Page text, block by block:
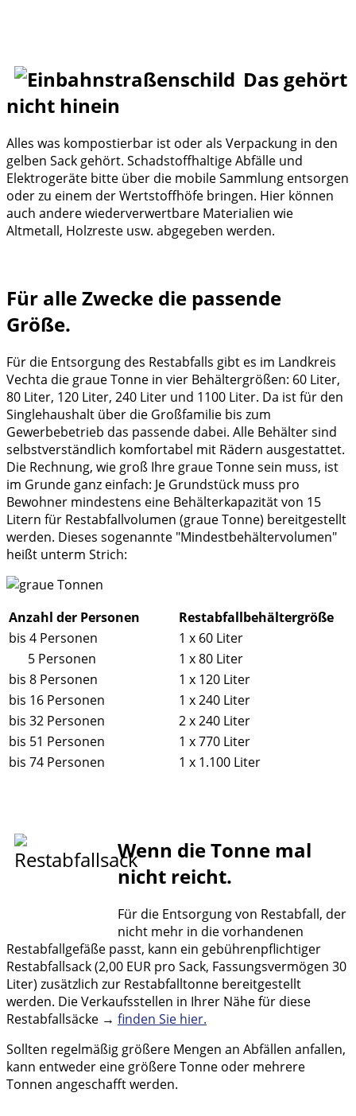
Das gehört
nicht hinein
Alles was kompostierbar ist oder als Verpackung in den
gelben Sack gehört. Schadstoffhaltige Abfälle und
Elektrogeräte bitte über die mobile Sammlung entsorgen
oder zu einem der Wertstoffhöfe bringen. Hier können
auch andere wiederverwertbare Materialien wie
Altmetall, Holzreste usw. abgegeben werden.
Für alle Zwecke die passende
Größe.
Für die Entsorgung des Restabfalls gibt es im Landkreis
Vechta die graue Tonne in vier Behältergrößen: 60 Liter,
80 Liter, 120 Liter, 240 Liter und 1100 Liter. Da ist für den
Singlehaushalt über die Großfamilie bis zum
Gewerbebetrieb das passende dabei. Alle Behälter sind
selbstverständlich komfortabel mit Rädern ausgestattet.
Die Rechnung, wie groß Ihre graue Tonne sein muss, ist
im Grunde ganz einfach: Je Grundstück muss pro
Bewohner mindestens eine Behälterkapazität von 15
Litern für Restabfallvolumen (graue Tonne) bereitgestellt
werden. Dieses sogenannte "Mindestbehältervolumen"
heißt unterm Strich:
Anzahl der Personen
Restabfallbehältergröße
bis 4 Personen
1 x 60 Liter
5 Personen
1 x 80 Liter
bis 8 Personen
1 x 120 Liter
bis 16 Personen
1 x 240 Liter
bis 32 Personen
2 x 240 Liter
bis 51 Personen
1 x 770 Liter
bis 74 Personen
1 x 1.100 Liter
Wenn die Tonne mal
nicht reicht.
Für die Entsorgung von Restabfall, der
nicht mehr in die vorhandenen
Restabfallgefäße passt, kann ein gebührenpflichtiger
Restabfallsack (2,00 EUR pro Sack, Fassungsvermögen 30
Liter) zusätzlich zur Restabfalltonne bereitgestellt
werden. Die Verkaufsstellen in Ihrer Nähe für diese
Restabfallsäcke → finden Sie hier.
Sollten regelmäßig größere Mengen an Abfällen anfallen,
kann entweder eine größere Tonne oder mehrere
Tonnen angeschafft werden.